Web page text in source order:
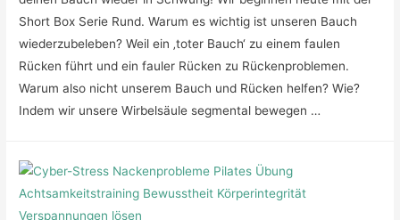
Short Box Serie Rund. Warum es wichtig ist unseren Bauch
wiederzubeleben? Weil ein ‚toter Bauch‘ zu einem faulen
Rücken führt und ein fauler Rücken zu Rückenproblemen.
Warum also nicht unserem Bauch und Rücken helfen? Wie?
Indem wir unsere Wirbelsäule segmental bewegen …